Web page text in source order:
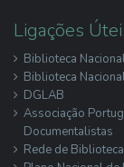
Ligações
Biblioteca
Biblioteca
DGLAB
Associação
Documentalistas
Rede de